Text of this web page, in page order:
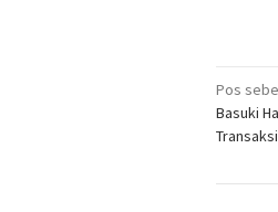
pos
Pos
Basuki